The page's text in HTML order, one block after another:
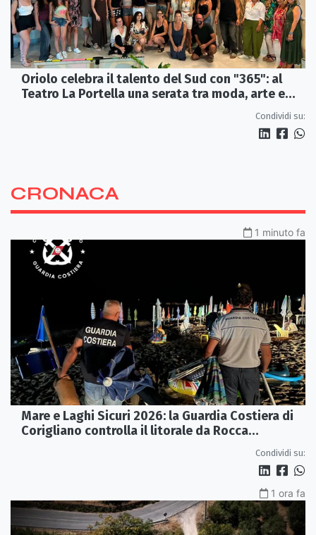
Oriolo celebra il talento del Sud con "365": al
Teatro La Portella una serata tra moda, arte e
Condividi su:
CRONACA
1 minuto fa
Mare e Laghi Sicuri 2026: la Guardia Costiera di
Corigliano controlla il litorale da Rocca
Condividi su:
1 ora fa